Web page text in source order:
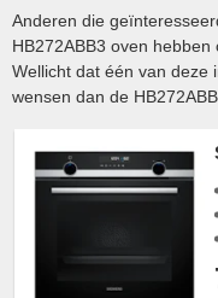
Anderen die
HB272ABB3 oven hebben
Wellicht dat één van deze
wensen dan de